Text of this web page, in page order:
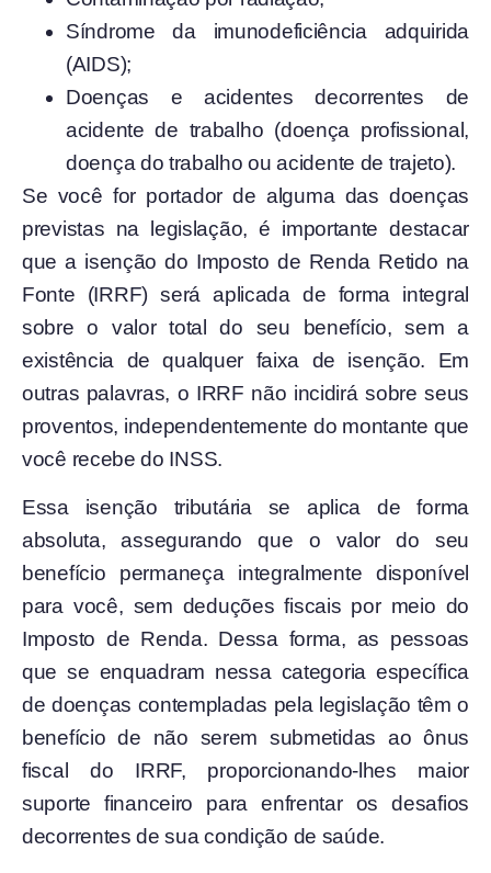
Síndrome da imunodeficiência adquirida
(AIDS);
Doenças e acidentes decorrentes de
acidente de trabalho (doença profissional,
doença do trabalho ou acidente de trajeto).
Se você for portador de alguma das doenças
previstas na legislação, é importante destacar
que a isenção do Imposto de Renda Retido na
Fonte (IRRF) será aplicada de forma integral
sobre o valor total do seu benefício, sem a
existência de qualquer faixa de isenção. Em
outras palavras, o IRRF não incidirá sobre seus
proventos, independentemente do montante que
você recebe do INSS.
Essa isenção tributária se aplica de forma
absoluta, assegurando que o valor do seu
benefício permaneça integralmente disponível
para você, sem deduções fiscais por meio do
Imposto de Renda. Dessa forma, as pessoas
que se enquadram nessa categoria específica
de doenças contempladas pela legislação têm o
benefício de não serem submetidas ao ônus
fiscal do IRRF, proporcionando-lhes maior
suporte financeiro para enfrentar os desafios
decorrentes de sua condição de saúde.